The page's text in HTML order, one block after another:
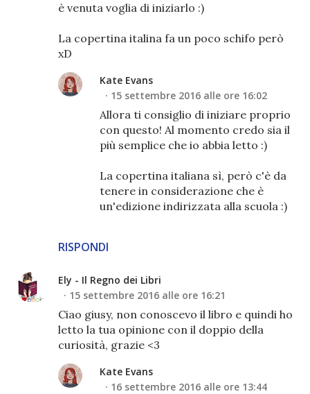
è venuta voglia di iniziarlo :)
La copertina italina fa un poco schifo però
xD
RISPONDI
Kate Evans
15 settembre 2016 alle ore 16:02
Allora ti consiglio di iniziare proprio
con questo! Al momento credo sia il
più semplice che io abbia letto :)
La copertina italiana sì, però c'è da
tenere in considerazione che è
un'edizione indirizzata alla scuola :)
Ely - Il Regno dei Libri
15 settembre 2016 alle ore 16:21
Ciao giusy, non conoscevo il libro e quindi ho
letto la tua opinione con il doppio della
curiosità, grazie <3
Kate Evans
16 settembre 2016 alle ore 13:44